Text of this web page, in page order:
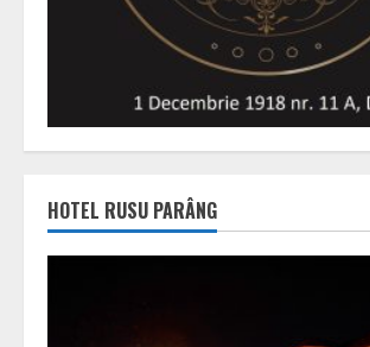
HOTEL RUSU PARÂNG